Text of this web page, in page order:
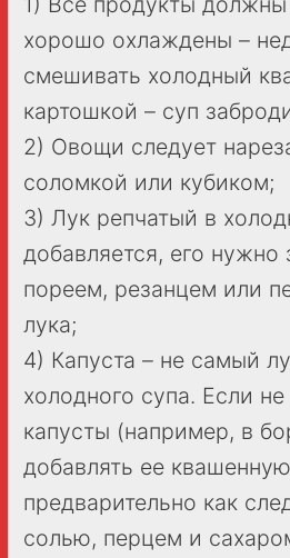
хорошо охлаждены –
смешивать холодный
картошкой – суп
2) Овощи следует
соломкой или кубиком;
3) Лук репчатый в
добавляется, его нужно
пореем, резанцем или
лука;
4) Капуста – не самый
холодного супа. Если
капусты (например, в
добавлять ее
предварительно как
солью, перцем и